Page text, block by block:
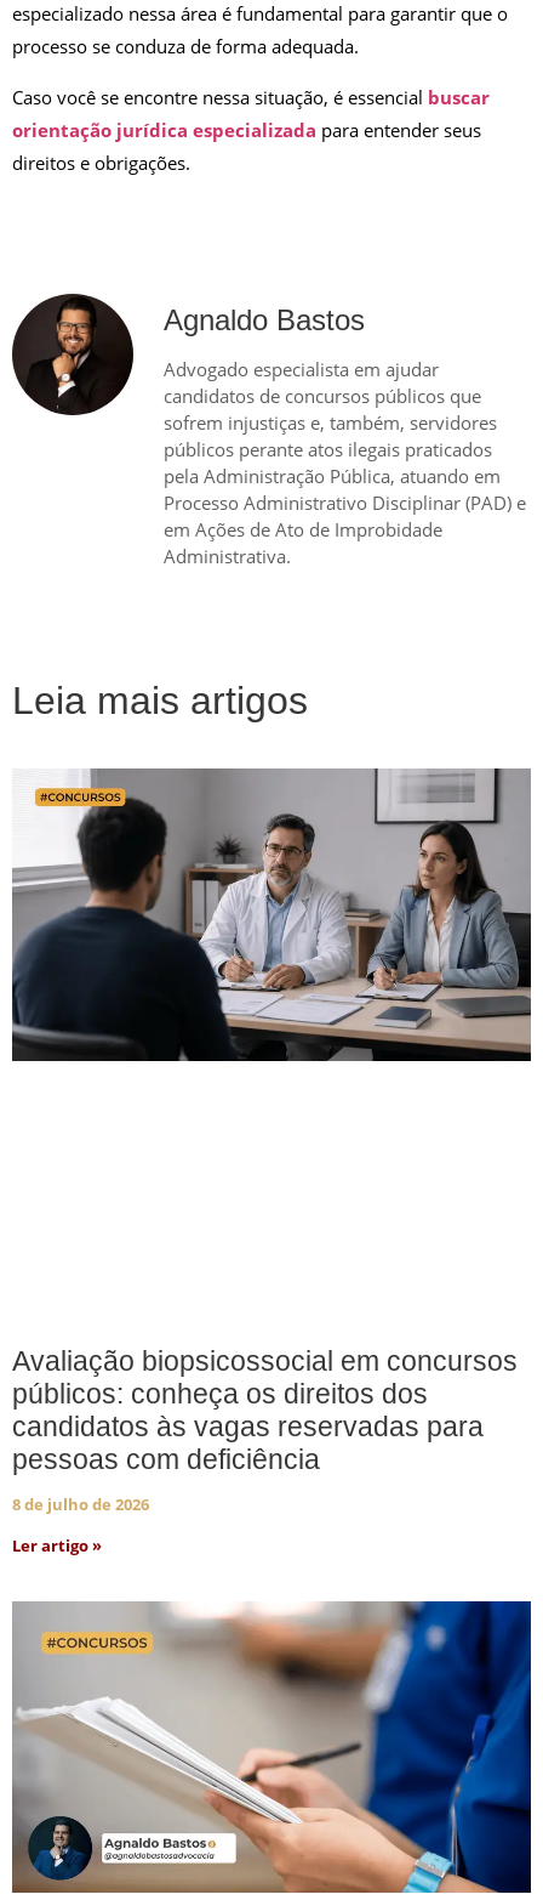
especializado nessa área é fundamental para garantir que o
processo se conduza de forma adequada.
Caso você se encontre nessa situação, é essencial buscar
orientação jurídica especializada para entender seus
direitos e obrigações.
Agnaldo Bastos
Advogado especialista em ajudar
candidatos de concursos públicos que
sofrem injustiças e, também, servidores
públicos perante atos ilegais praticados
pela Administração Pública, atuando em
Processo Administrativo Disciplinar (PAD) e
em Ações de Ato de Improbidade
Administrativa.
Leia mais artigos
Avaliação biopsicossocial em concursos
públicos: conheça os direitos dos
candidatos às vagas reservadas para
pessoas com deficiência
8 de julho de 2026
Ler artigo »